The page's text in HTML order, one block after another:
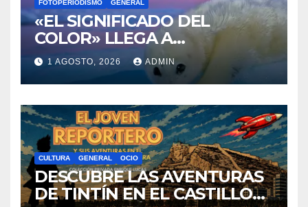
FOTOPERIODISMO GENERAL
«EL SIGNIFICADO DEL
COLOR» LLEGA A
VILLAJOYOSA
1 AGOSTO, 2026 ADMIN
CULTURA GENERAL OCIO
DESCUBRE LAS AVENTURAS
DE TINTÍN EN EL CASTILLO